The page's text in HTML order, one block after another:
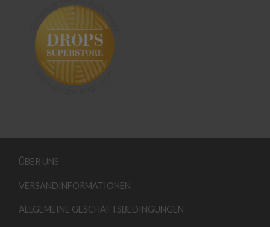
ÜBER UNS
VERSANDINFORMATIONEN
ALLGEMEINE GESCHÄFTSBEDINGUNGEN